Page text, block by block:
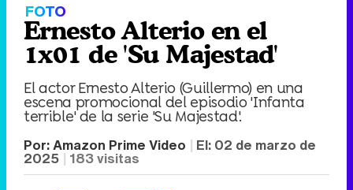
FOTO
Ernesto Alterio en el
1x01 de 'Su Majestad'
El actor Ernesto Alterio (Guillermo) en una
escena promocional del episodio 'Infanta
terrible' de la serie 'Su Majestad'.
Por:Amazon Prime Video El: 02 de marzo de
2025 183visitas